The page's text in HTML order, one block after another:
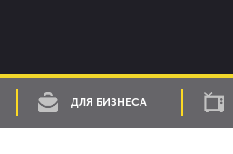
ДЛЯ БИЗНЕСА